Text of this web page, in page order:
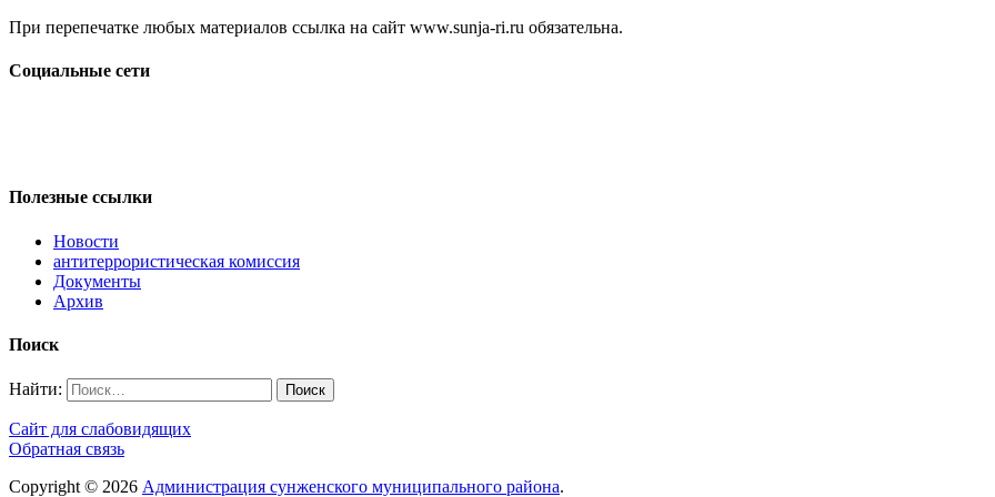
При перепечатке любых материалов ссылка на сайт www.sunja-ri.ru обязательна.
Социальные сети
Полезные ссылки
Новости
антитеррористическая комиссия
Документы
Архив
Поиск
Найти:
Сайт для слабовидящих
Обратная связь
Copyright © 2026 Администрация сунженского муниципального района.